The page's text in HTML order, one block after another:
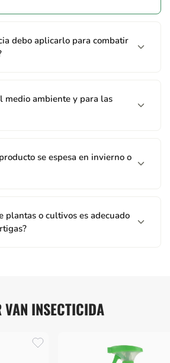
composición, formulación y contenido.
de los daños causados (falta de
residuos...) por la inobservancia
15°C. Véase lote marcado en el
debo aplicarlo para combatir
medio ambiente y para las
se espesa en invierno o
plantas o cultivos es adecuado
VAN INSECTICIDA